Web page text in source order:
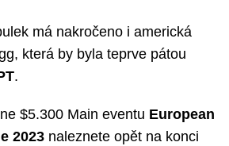
má nakročeno i americká
která by byla teprve pátou
.
$5.300 Main eventu European
2023 naleznete opět na konci